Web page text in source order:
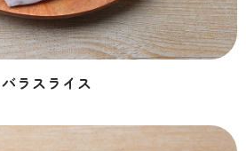
バラスライス